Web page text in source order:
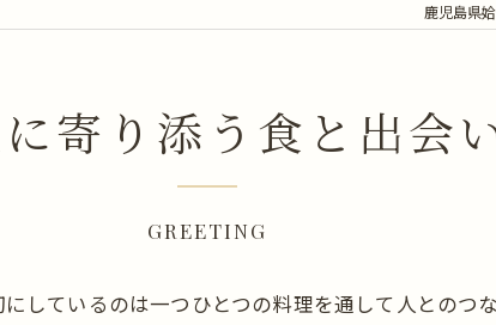
鹿児島県
寄り添う食と出会
GREETING
しているのは一つひとつの料理を通して人とのつ